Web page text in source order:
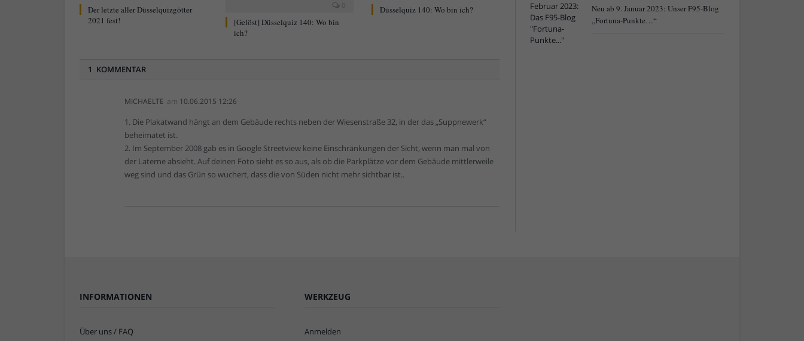
Der letzte aller Düsselquizgötter
2021 fest!
0
[Gelöst] Düsselquiz 140: Wo bin
ich?
Düsselquiz 140: Wo bin ich?
1 KOMMENTAR
MICHAELTE am 10.06.2015 12:26
1. Die Plakatwand hängt an dem Gebäude rechts neben der Wiesenstraße 32, in der das „Suppnewerk“
beheimatet ist.
2. Im September 2008 gab es in Google Streetview keine Einschränkungen der Sicht, wenn man mal von
der Laterne absieht. Auf deinen Foto sieht es so aus, als ob die Parkplätze vor dem Gebäude mittlerweile
weg sind und das Grün so wuchert, dass die von Süden nicht mehr sichtbar ist..
Neu ab 9. Januar 2023: Unser F95-Blog
„Fortuna-Punkte…“
INFORMATIONEN
Über uns / FAQ
WERKZEUG
Anmelden